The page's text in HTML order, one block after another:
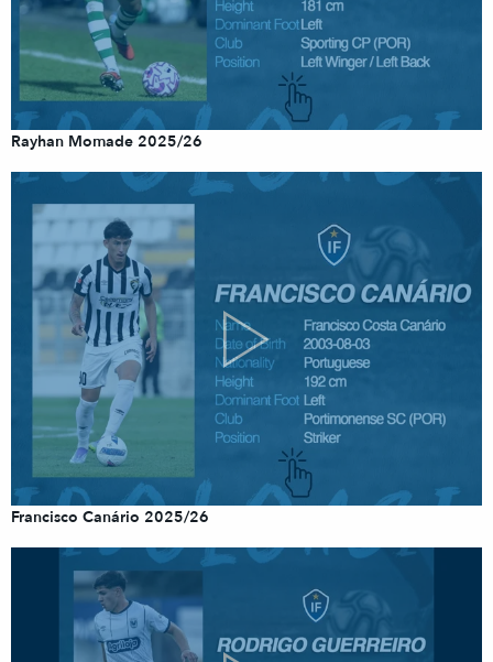
Rayhan Momade 2025/26
Francisco Canário 2025/26